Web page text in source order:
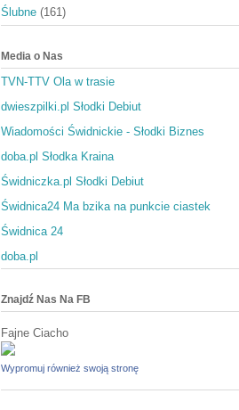
Ślubne (161)
Media o Nas
TVN-TTV Ola w trasie
dwieszpilki.pl Słodki Debiut
Wiadomości Świdnickie - Słodki Biznes
doba.pl Słodka Kraina
Świdniczka.pl Słodki Debiut
Świdnica24 Ma bzika na punkcie ciastek
Świdnica 24
doba.pl
Znajdź Nas Na FB
Fajne Ciacho
Wypromuj również swoją stronę